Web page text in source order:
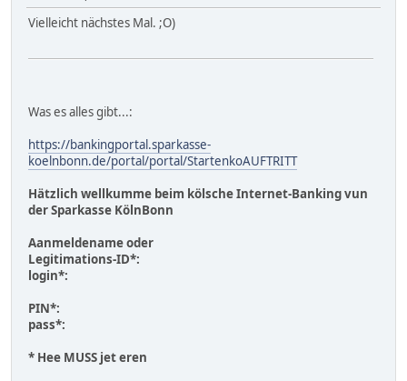
Vielleicht nächstes Mal. ;O)
Was es alles gibt...:
https://bankingportal.sparkasse-
koelnbonn.de/portal/portal/StartenkoAUFTRITT
Hätzlich wellkumme beim kölsche Internet-Banking vun
der Sparkasse KölnBonn
Aanmeldename oder
Legitimations-ID*:
login*:
PIN*:
pass*:
* Hee MUSS jet eren